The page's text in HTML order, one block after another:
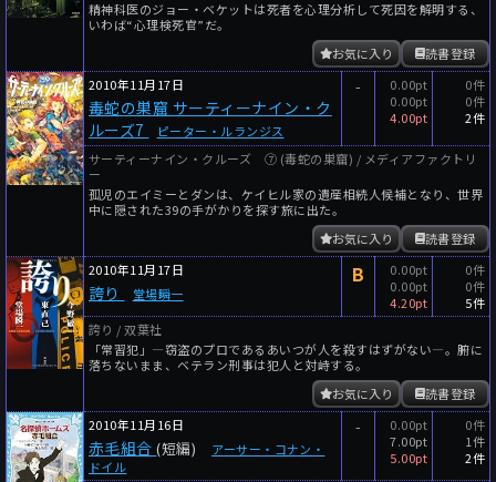
精神科医のジョー・ベケットは死者を心理分析して死因を解明する、
いわば“心理検死官”だ。
読書登録
お気に入り
2010年11月17日
毒蛇の巣窟 サーティーナイン・ク
ルーズ7
ピーター・ルランジス
-
0.00pt
0.00pt
4.00pt
0件
0件
2件
サーティーナイン・クルーズ ⑦ (毒蛇の巣窟) / メディアファクトリ
ー
孤児のエイミーとダンは、ケイヒル家の遺産相続人候補となり、世界
中に隠された39の手がかりを探す旅に出た。
読書登録
お気に入り
2010年11月17日
誇り 堂場瞬一
B
0.00pt
0.00pt
4.20pt
0件
0件
5件
誇り / 双葉社
「常習犯」―窃盗のプロであるあいつが人を殺すはずがない―。腑に
落ちないまま、ベテラン刑事は犯人と対峙する。
読書登録
お気に入り
2010年11月16日
赤毛組合 (短編)
アーサー・コナン・
ドイル
-
0.00pt
7.00pt
5.00pt
0件
1件
2件